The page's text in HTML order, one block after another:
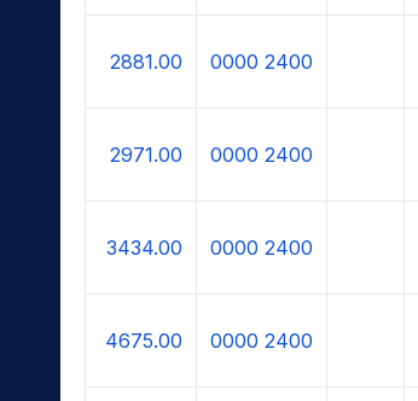
2881.00 0000 2400
2971.00 0000 2400
3434.00 0000 2400
4675.00 0000 2400